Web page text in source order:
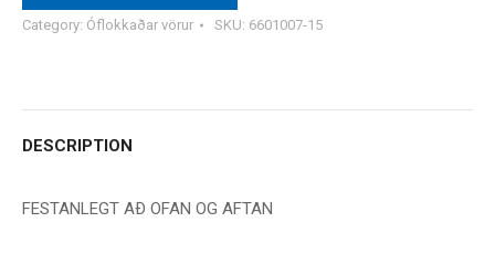
Category: Óflokkaðar vörur SKU: 6601007-15
DESCRIPTION
FESTANLEGT AÐ OFAN OG AFTAN